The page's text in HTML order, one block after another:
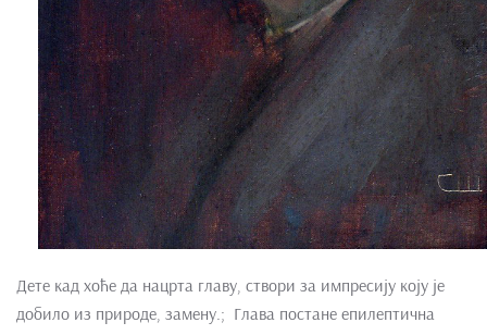
Дете кад хоће да нацрта главу, створи за импресију коју је
добило из природе, замену.; Глава постане епилептична